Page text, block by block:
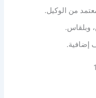
من الوكيل.
وبلقاس.
إضافية.